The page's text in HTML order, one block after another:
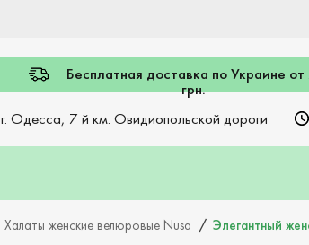
Бесплатная доставка по Украине
грн.
г. Одесса, 7 й км. Овидиопольской дороги
Халаты женские велюровые Nusa Элегантный